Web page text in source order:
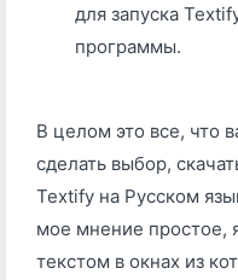
для запуска
программы.
В целом это все, что
сделать выбор,
Textify на Русском
мое мнение простое,
текстом в окнах из